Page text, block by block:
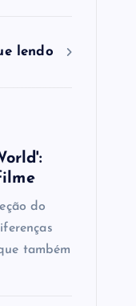
lendo
do
também